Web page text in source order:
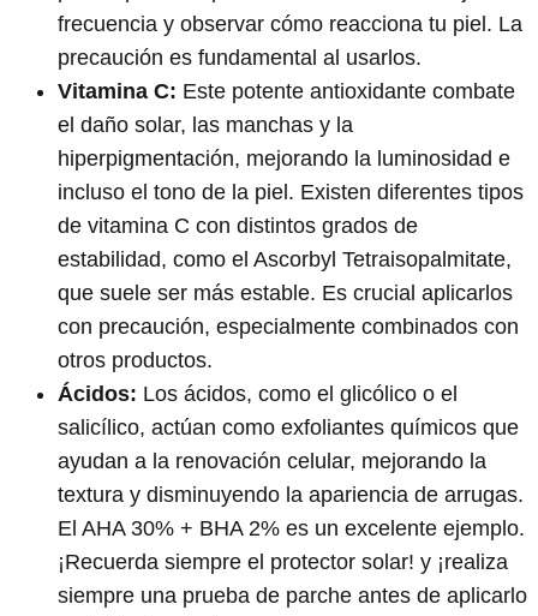
frecuencia y observar cómo reacciona tu piel. La
precaución es fundamental al usarlos.
Vitamina C: Este potente antioxidante combate
el daño solar, las manchas y la
hiperpigmentación, mejorando la luminosidad e
incluso el tono de la piel. Existen diferentes tipos
de vitamina C con distintos grados de
estabilidad, como el Ascorbyl Tetraisopalmitate,
que suele ser más estable. Es crucial aplicarlos
con precaución, especialmente combinados con
otros productos.
Ácidos: Los ácidos, como el glicólico o el
salicílico, actúan como exfoliantes químicos que
ayudan a la renovación celular, mejorando la
textura y disminuyendo la apariencia de arrugas.
El AHA 30% + BHA 2% es un excelente ejemplo.
¡Recuerda siempre el protector solar! y ¡realiza
siempre una prueba de parche antes de aplicarlo